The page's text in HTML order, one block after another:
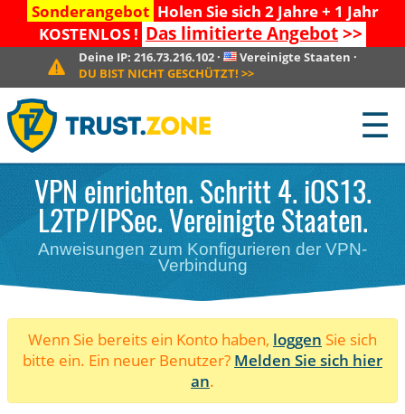
Sonderangebot Holen Sie sich 2 Jahre + 1 Jahr
KOSTENLOS ! Das limitierte Angebot>>
Deine IP: 216.73.216.102· Vereinigte Staaten ·
DU BIST NICHT GESCHÜTZT! >>
☰
VPN einrichten. Schritt 4. iOS13.
L2TP/IPSec. Vereinigte Staaten.
Anweisungen zum Konfigurieren der VPN-
Verbindung
Wenn Sie bereits ein Konto haben, loggen Sie sich
bitte ein. Ein neuer Benutzer? Melden Sie sich hier
an.